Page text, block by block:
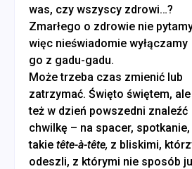
was, czy wszyscy zdrowi…?
Zmarłego o zdrowie nie
więc nieświadomie wyłączamy
go z gadu-gadu.
Może trzeba czas zmienić lub
zatrzymać. Święto świętem, ale
też w dzień powszedni znaleźć
chwilkę – na spacer, spotkanie,
takie tête-à-tête, z bliskimi,
odeszli, z którymi nie sposób